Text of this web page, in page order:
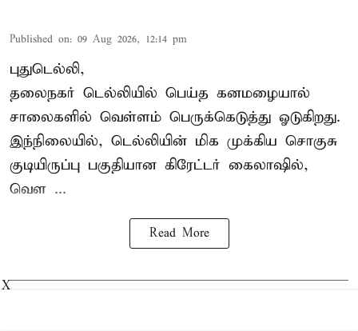
Published on: 09 Aug 2026, 12:14 pm
புதுடெல்லி,
தலைநகர் டெல்லியில் பெய்த கனமழையால்
சாலைகளில் வெள்ளம் பெருக்கெடுத்து ஓடுகிறது.
இந்நிலையில், டெல்லியின் மிக முக்கிய சொகுசு
குடியிருப்பு பகுதியான கிரேட்டர் கைலாஷில்,
வெள ...
Read More
X